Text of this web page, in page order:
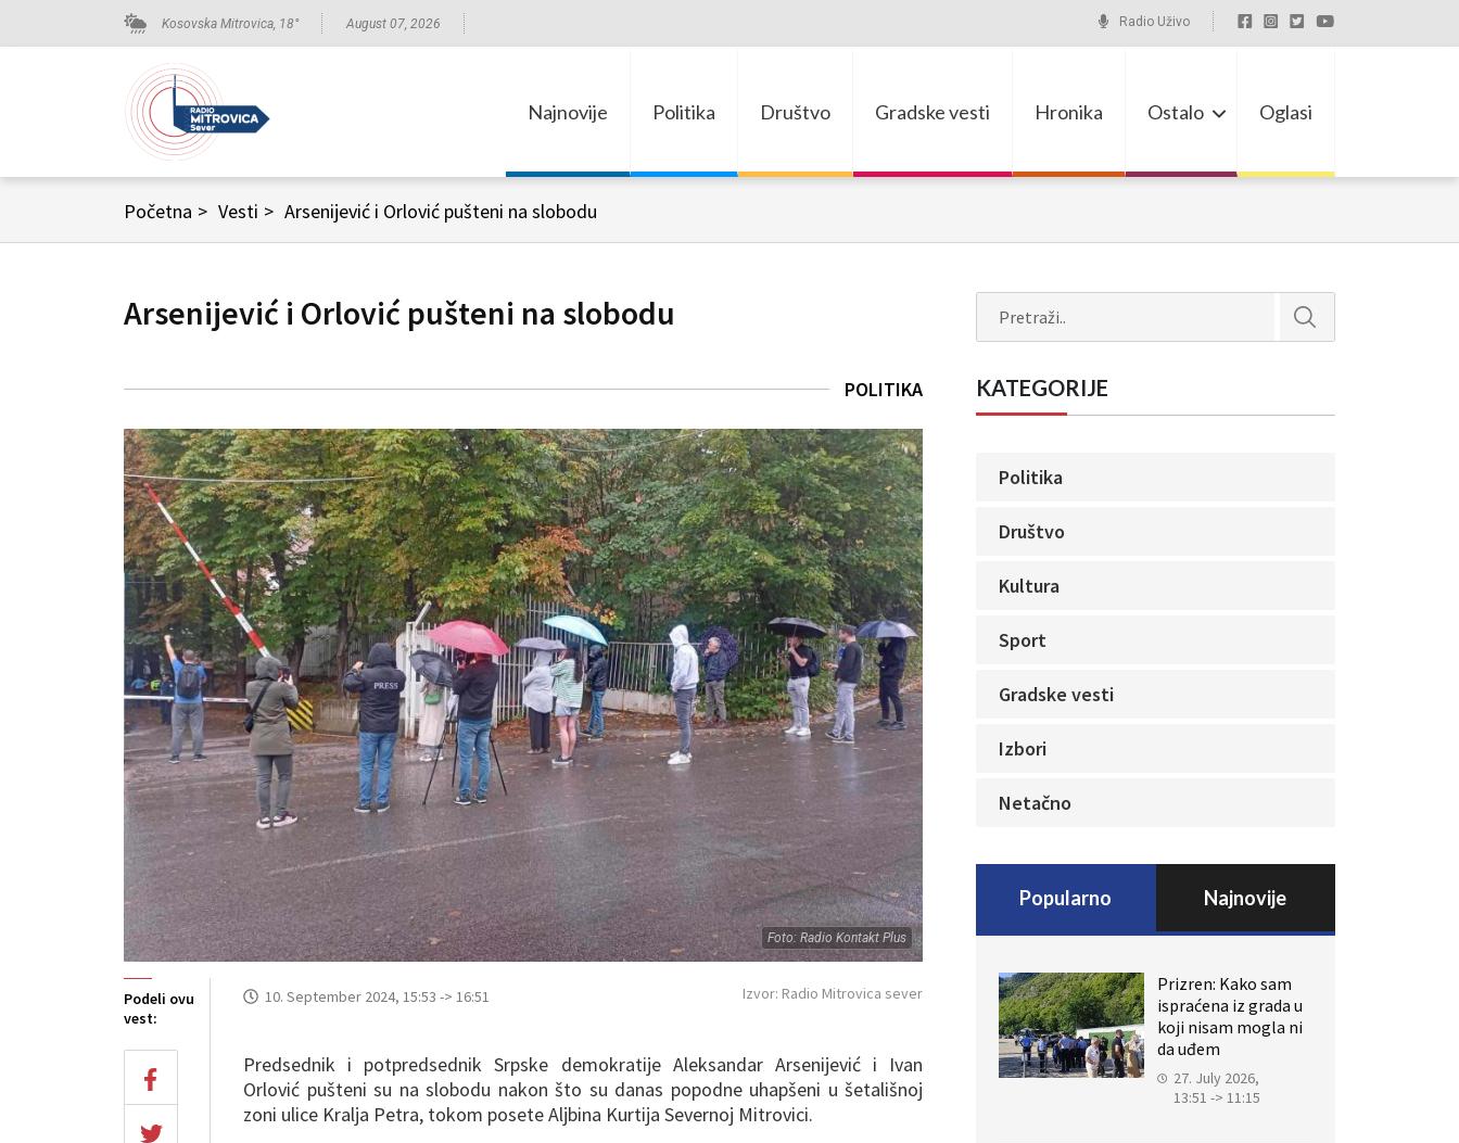
Kosovska Mitrovica, 18° August 07, 2026 Radio Uživo
Najnovije Politika Društvo Gradske vesti Hronika Ostalo Oglasi
Početna > Vesti > Arsenijević i Orlović pušteni na slobodu
Arsenijević i Orlović pušteni na slobodu
POLITIKA
Foto: Radio Kontakt Plus
Podeli ovu
vest:
10. September 2024, 15:53 -> 16:51 Izvor: Radio Mitrovica sever
Predsednik i potpredsednik Srpske demokratije Aleksandar Arsenijević i Ivan
Orlović pušteni su na slobodu nakon što su danas popodne uhapšeni u šetališnoj
zoni ulice Kralja Petra, tokom posete Aljbina Kurtija Severnoj Mitrovici.
KATEGORIJE
Politika
Društvo
Kultura
Sport
Gradske vesti
Izbori
Netačno
Popularno Najnovije
Prizren: Kako sam
ispraćena iz grada u
koji nisam mogla ni
da uđem
27. July 2026,
13:51 -> 11:15